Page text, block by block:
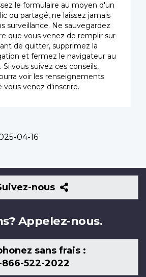
le formulaire au moyen d'un
ou partagé, ne laissez jamais
surveillance. Ne sauvegardez
que vous venez de remplir sur
de quitter, supprimez la
et fermez le navigateur au
vous suivez ces conseils,
voir les renseignements
vous venez d'inscrire.
04-16
nous
Suivez-
nous
Appelez-nous.
sans frais :
866-522-2022